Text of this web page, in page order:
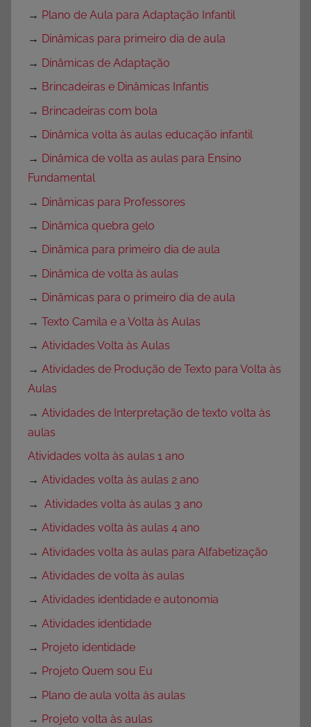
→ Plano de Aula para Adaptação Infantil
→ Dinâmicas para primeiro dia de aula
→ Dinâmicas de Adaptação
→ Brincadeiras e Dinâmicas Infantis
→ Brincadeiras com bola
→ Dinâmica volta às aulas educação infantil
→ Dinâmica de volta as aulas para Ensino
Fundamental
→ Dinâmicas para Professores
→ Dinâmica quebra gelo
→ Dinâmica para primeiro dia de aula
→ Dinâmica de volta às aulas
→ Dinâmicas para o primeiro dia de aula
→ Texto Camila e a Volta às Aulas
→ Atividades Volta às Aulas
→ Atividades de Produção de Texto para Volta às
Aulas
→ Atividades de Interpretação de texto volta às
aulas
Atividades volta às aulas 1 ano
→ Atividades volta às aulas 2 ano
→ Atividades volta às aulas 3 ano
→ Atividades volta às aulas 4 ano
→ Atividades volta às aulas para Alfabetização
→ Atividades de volta às aulas
→ Atividades identidade e autonomia
→ Atividades identidade
→ Projeto identidade
→ Projeto Quem sou Eu
→ Plano de aula volta às aulas
→ Projeto volta às aulas